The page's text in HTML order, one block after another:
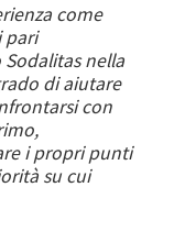
come
pari
nella
di aiutare
con
i propri punti
su cui